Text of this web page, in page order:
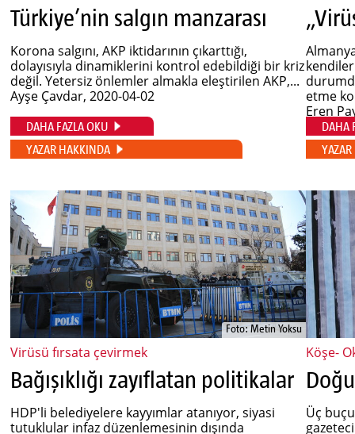
Türkiye’nin salgın manzarası
Korona salgını, AKP iktidarının çıkarttığı,
dolayısıyla dinamiklerini kontrol edebildiği bir kriz
değil. Yetersiz önlemler almakla eleştirilen AKP,...
Ayşe Çavdar, 2020-04-02
DAHA FAZLA OKU
YAZAR HAKKINDA
etme
Eren
DAHA
Foto: Metin Yoksu
Virüsü fırsata çevirmek
Bağışıklığı zayıflatan politikalar
HDP'li belediyelere kayyımlar atanıyor, siyasi
tutuklular infaz düzenlemesinin dışında
Köşe-
Üç